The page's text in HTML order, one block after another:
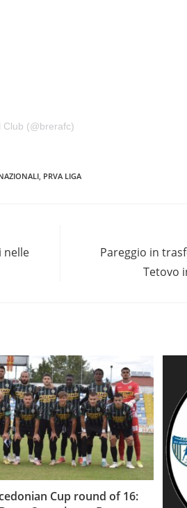
Club (@brerafc)
PRVA LIGA
nelle
Pareggio in
Tetovo
Cup round of 16: